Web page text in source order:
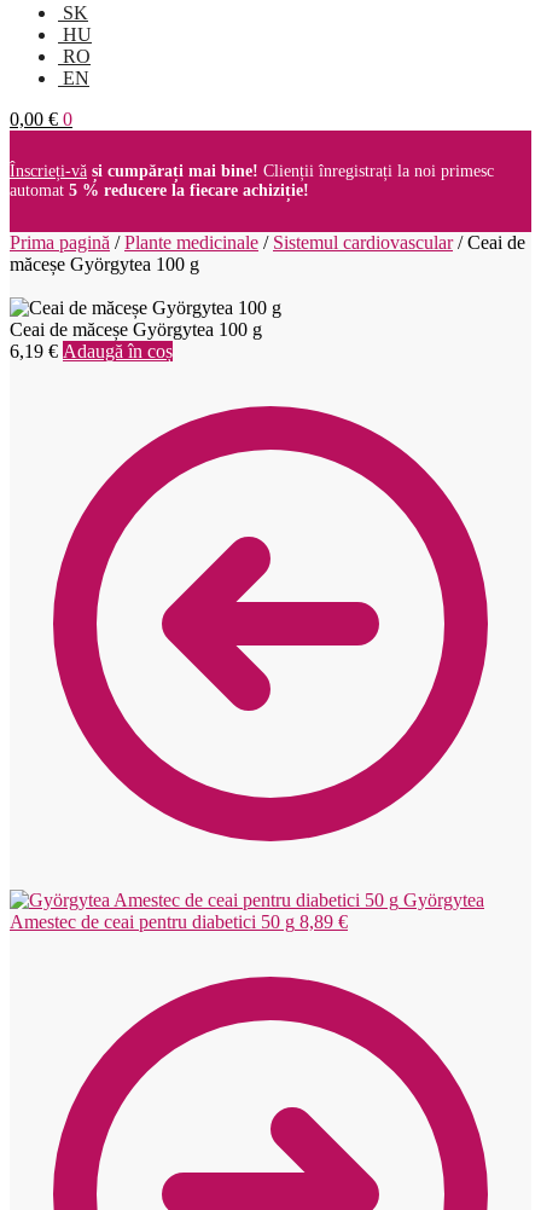
SK
HU
RO
EN
0,00 € 0
Înscrieți-vă și cumpărați mai bine! Clienții înregistrați la noi primesc
automat 5 % reducere la fiecare achiziție!
Prima pagină /Plante medicinale / Sistemul cardiovascular/Ceai de
măceșe Györgytea 100 g
Ceai de măceșe Györgytea 100 g
6,19 € Adaugă în coș
Györgytea
Amestec de ceai pentru diabetici 50 g 8,89 €